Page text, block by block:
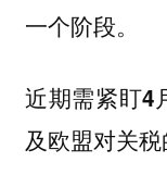
一个阶段。
近期需紧盯4
及欧盟对关税